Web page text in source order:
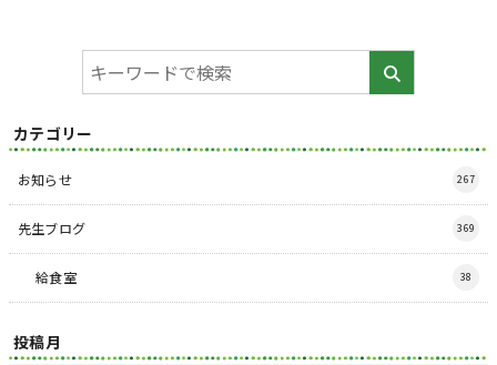
カテゴリー
お知らせ 267
先生ブログ 369
給食室 38
投稿月